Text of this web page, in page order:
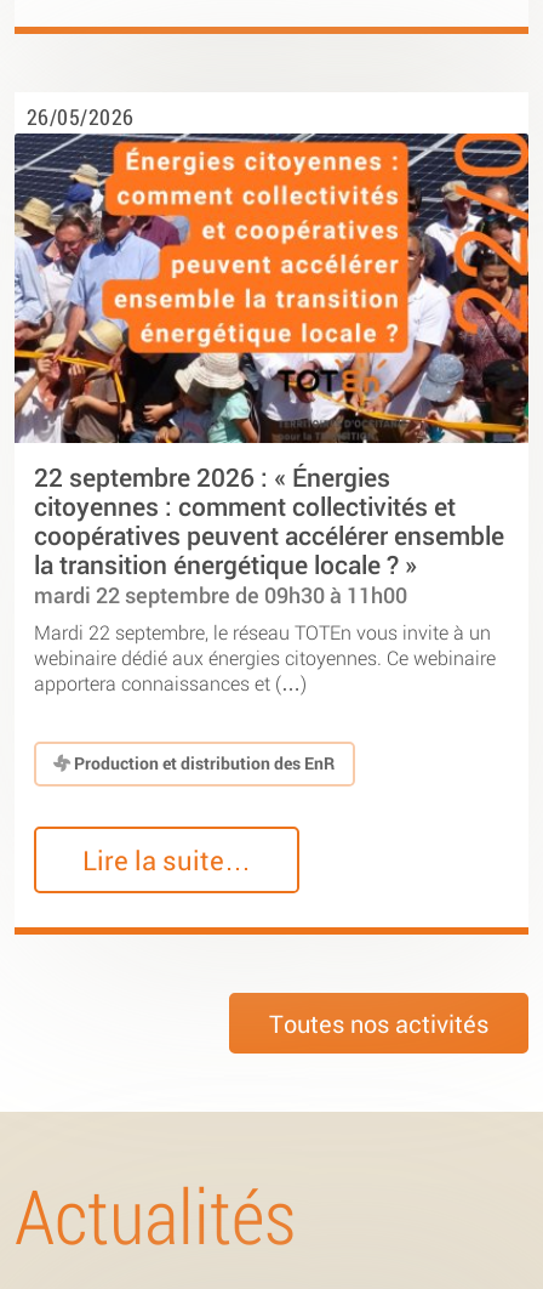
26/05/2026
22 septembre 2026 : « Énergies
citoyennes : comment collectivités et
coopératives peuvent accélérer ensemble
la transition énergétique locale ? »
mardi 22 septembre de 09h30 à 11h00
Mardi 22 septembre, le réseau TOTEn vous invite à un
webinaire dédié aux énergies citoyennes. Ce webinaire
apportera connaissances et (…)
Production et distribution des EnR
Lire la suite…
Toutes nos activités
Actualités